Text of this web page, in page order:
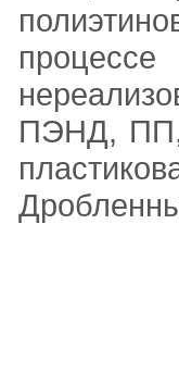
ПЭНД, ПП,